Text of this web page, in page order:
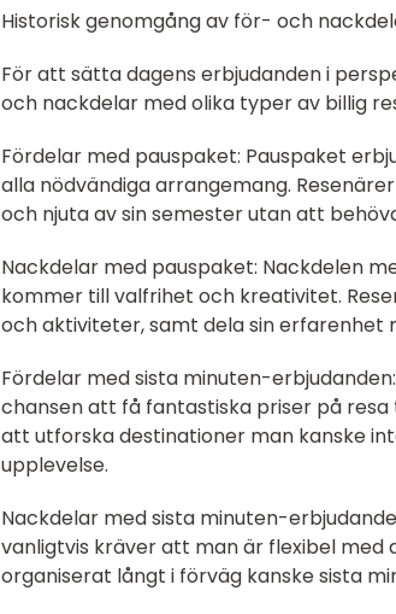
Historisk genomgång av för- och
För att sätta dagens erbjudanden i
och nackdelar med olika typer av billig
Fördelar med pauspaket: Pauspaket
alla nödvändiga arrangemang.
och njuta av sin semester utan att
Nackdelar med pauspaket: Nackdelen
kommer till valfrihet och kreativitet.
och aktiviteter, samt dela sin erfarenhet
Fördelar med sista minuten-
chansen att få fantastiska priser på resa
att utforska destinationer man kanske
upplevelse.
Nackdelar med sista minuten-
vanligtvis kräver att man är flexibel
organiserat långt i förväg kanske sista